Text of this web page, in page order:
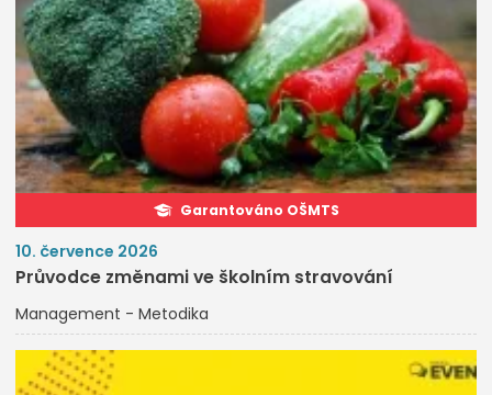
Garantováno OŠMTS
10. července 2026
Průvodce změnami ve školním stravování
Management - Metodika